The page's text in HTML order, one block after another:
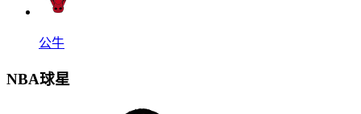
公牛
NBA球星